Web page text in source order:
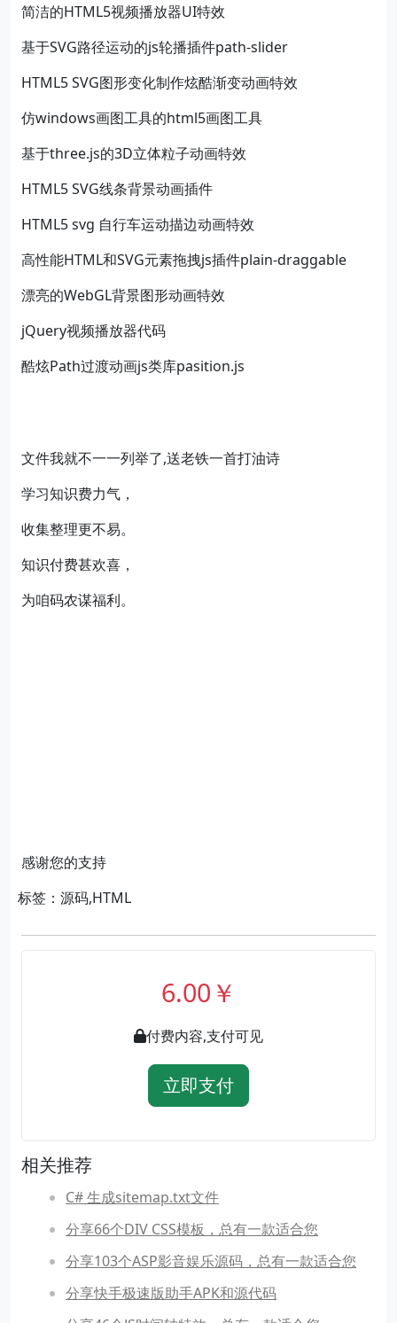
简洁的HTML5视频播放器UI特效
基于SVG路径运动的js轮播插件path-slider
HTML5 SVG图形变化制作炫酷渐变动画特效
仿windows画图工具的html5画图工具
基于three.js的3D立体粒子动画特效
HTML5 SVG线条背景动画插件
HTML5 svg 自行车运动描边动画特效
高性能HTML和SVG元素拖拽js插件plain-draggable
漂亮的WebGL背景图形动画特效
jQuery视频播放器代码
酷炫Path过渡动画js类库pasition.js
文件我就不一一列举了,送老铁一首打油诗
学习知识费力气，
收集整理更不易。
知识付费甚欢喜，
为咱码农谋福利。
感谢您的支持
标签：源码,HTML
6.00￥
付费内容,支付可见
立即支付
相关推荐
C# 生成sitemap.txt文件
分享66个DIV CSS模板，总有一款适合您
分享103个ASP影音娱乐源码，总有一款适合您
分享快手极速版助手APK和源代码